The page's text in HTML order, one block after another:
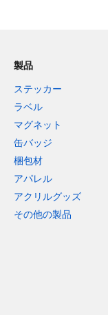
製品
ステッカー
ラベル
マグネット
缶バッジ
梱包材
アパレル
アクリルグッズ
その他の製品